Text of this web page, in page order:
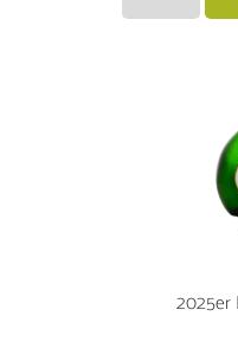
Riesling
2025er